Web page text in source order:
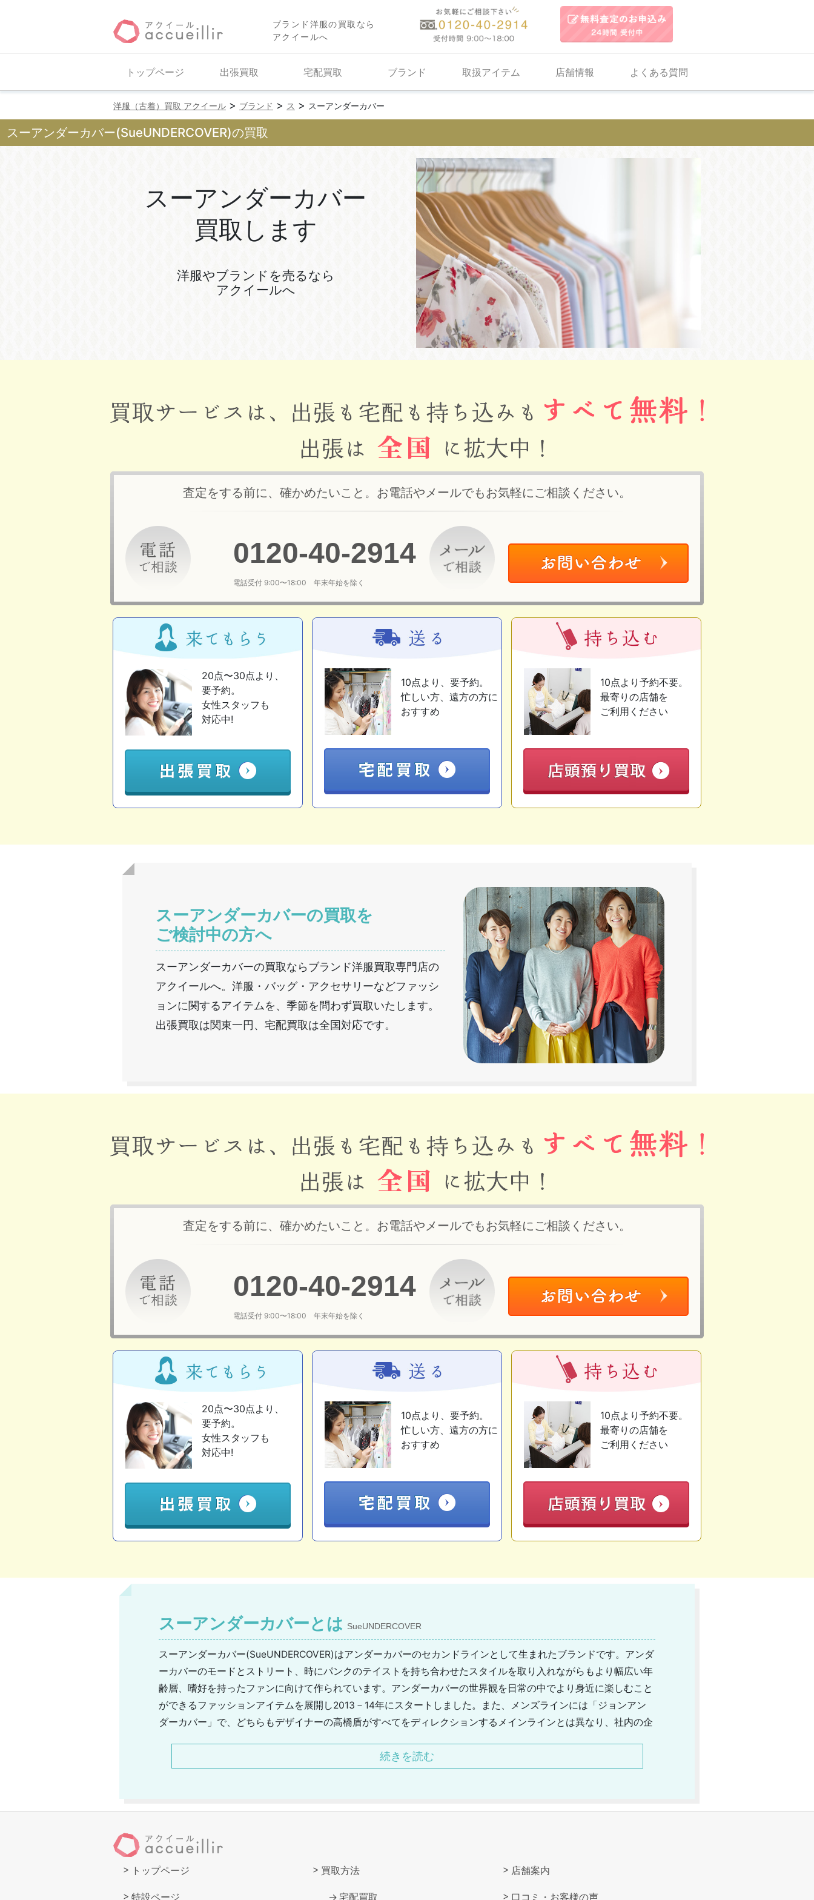
ブランド洋服の買取なら
アクイールへ
トップページ 出張買取 宅配買取 ブランド 取扱アイテム 店舗情報 よくある質問
洋服（古着）買取 アクイール > ブランド > ス > スーアンダーカバー
スーアンダーカバー(SueUNDERCOVER)の買取
スーアンダーカバー
買取します
洋服やブランドを売るなら
アクイールへ
査定をする前に、確かめたいこと。お電話やメールでもお気軽にご相談ください。
0120-40-2914
電話受付 9:00〜18:00 年末年始を除く
20点〜30点より、
要予約。
女性スタッフも
対応中!
10点より、要予約。
忙しい方、遠方の方に
おすすめ
10点より予約不要。
最寄りの店舗を
ご利用ください
スーアンダーカバーの買取を
ご検討中の方へ
スーアンダーカバーの買取ならブランド洋服買取専門店の
アクイールへ。洋服・バッグ・アクセサリーなどファッシ
ョンに関するアイテムを、季節を問わず買取いたします。
出張買取は関東一円、宅配買取は全国対応です。
査定をする前に、確かめたいこと。お電話やメールでもお気軽にご相談ください。
0120-40-2914
電話受付 9:00〜18:00 年末年始を除く
20点〜30点より、
要予約。
女性スタッフも
対応中!
10点より、要予約。
忙しい方、遠方の方に
おすすめ
10点より予約不要。
最寄りの店舗を
ご利用ください
スーアンダーカバーとは SueUNDERCOVER
スーアンダーカバー(SueUNDERCOVER)はアンダーカバーのセカンドラインとして生まれたブランドです。アンダ
ーカバーのモードとストリート、時にパンクのテイストを持ち合わせたスタイルを取り入れながらもより幅広い年
齢層、嗜好を持ったファンに向けて作られています。アンダーカバーの世界観を日常の中でより身近に楽しむこと
ができるファッションアイテムを展開し2013－14年にスタートしました。また、メンズラインには「ジョンアン
ダーカバー」で、どちらもデザイナーの高橋盾がすべてをディレクションするメインラインとは異なり、社内の企
合わせた作品を展開しています。より身近に感じられるスーアンダーカバーはドンな系統とも合わせやすく、様々
続きを読む
トップページ
特設ページ
買取方法
宅配買取
店舗案内
口コミ・お客様の声